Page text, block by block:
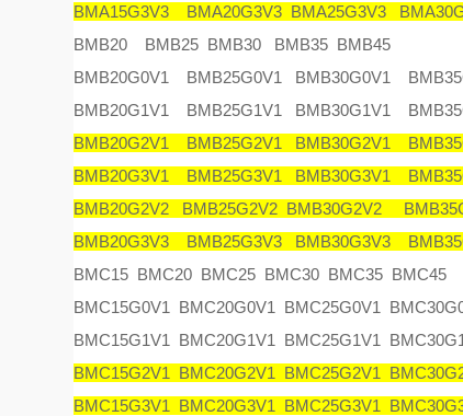
BMA15G3V3 BMA20G3V3 BMA25G3V3
BMB20 BMB25 BMB30 BMB35 BMB45
BMB20G0V1 BMB25G0V1 BMB30G0V1
BMB20G1V1 BMB25G1V1 BMB30G1V1
BMB20G2V1 BMB25G2V1 BMB30G2V1
BMB20G3V1 BMB25G3V1 BMB30G3V1
BMB20G2V2 BMB25G2V2 BMB30G2V2
BMB20G3V3 BMB25G3V3 BMB30G3V3
BMC15 BMC20 BMC25 BMC30 BMC35 BMC45
BMC15G0V1 BMC20G0V1 BMC25G0V1
BMC15G1V1 BMC20G1V1 BMC25G1V1
BMC15G2V1 BMC20G2V1 BMC25G2V1
BMC15G3V1 BMC20G3V1 BMC25G3V1